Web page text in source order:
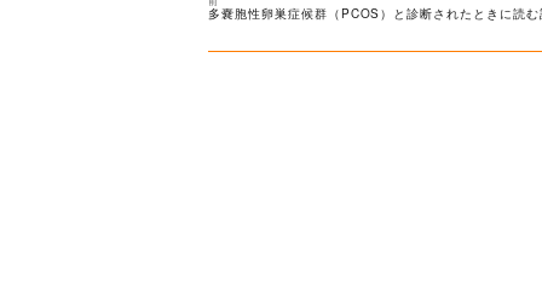
投
過
去
投
多嚢胞性卵巣症候群（PCOS）と診断されたときに読む
の